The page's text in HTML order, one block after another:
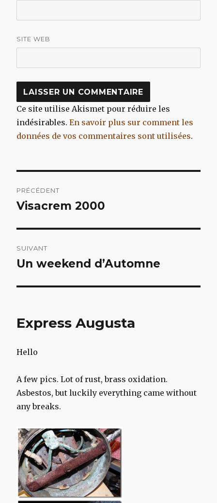
SITE WEB
Ce site utilise Akismet pour réduire les
indésirables.En savoir plus sur comment les
données de vos commentaires sont utilisées.
de
PRÉCÉDENT
Article
Visacrem 2000
SUIVANT
Article
Un weekend d’Automne
Express Augusta
Hello
A few pics. Lot of rust, brass oxidation.
Asbestos, but luckily everything came without
any breaks.